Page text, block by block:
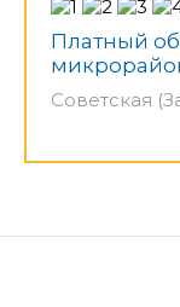
Платный
Советская